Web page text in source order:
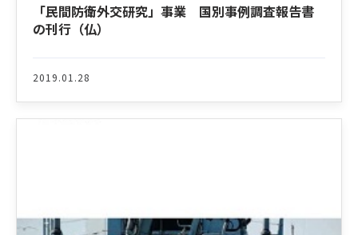
「民間防衛外交研究」事業 国別事例調査報告書
の刊行（仏）
2019.01.28